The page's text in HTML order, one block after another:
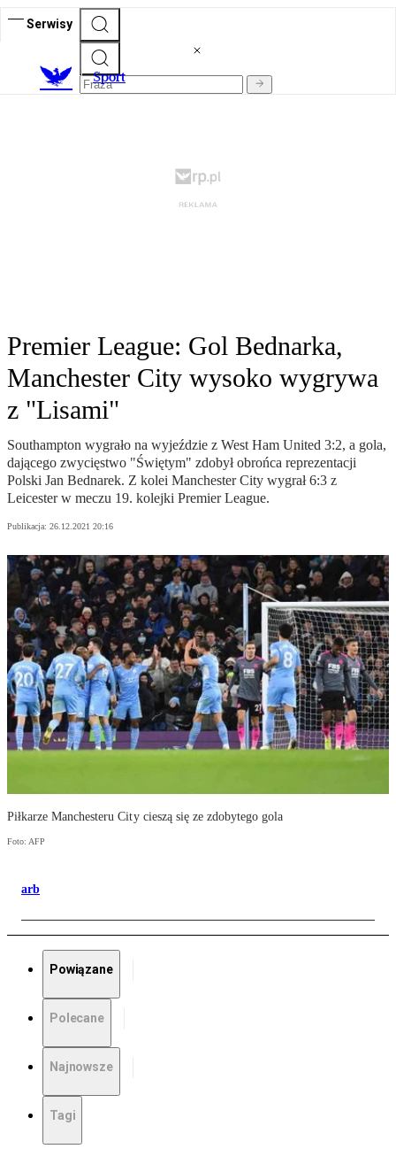
Serwisy
Sport
Premier League: Gol Bednarka,
Manchester City wysoko wygrywa
z "Lisami"
Southampton wygrało na wyjeździe z West Ham United 3:2, a gola,
dającego zwycięstwo "Świętym" zdobył obrońca reprezentacji
Polski Jan Bednarek. Z kolei Manchester City wygrał 6:3 z
Leicester w meczu 19. kolejki Premier League.
Publikacja: 26.12.2021 20:16
Piłkarze Manchesteru City cieszą się ze zdobytego gola
Foto: AFP
arb
Powiązane
Polecane
Najnowsze
Tagi